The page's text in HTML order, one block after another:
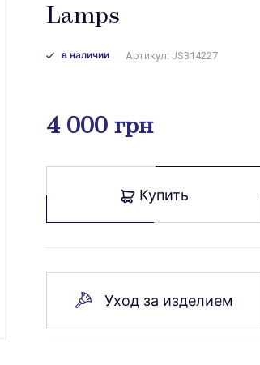
Lamps
в наличии Артикул: JS314227
4 000 грн
Купить
Уход за изделием